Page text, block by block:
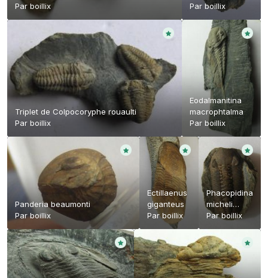
Par boillix
Parboillix
Triplet de Colpocoryphe rouaulti
Par boillix
Eodalmanitina
macrophtalma
Parboillix
Panderia beaumonti
Parboillix
Ectillaenus
giganteus
Parboillix
Phacopidina
micheli
micheli
Parboillix